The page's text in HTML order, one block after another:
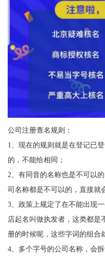
公司注册查名规则：
1、现在的规则就是在登记已
的，不能给相同；
2、有同音的名称也是不可以
司名称都是不可以的，直接就
3、政策上规定了在不能出现
店起名叫做执发者，这类都是
册的时候呢，这些字词的组合
4、多个字号的公司名称，会